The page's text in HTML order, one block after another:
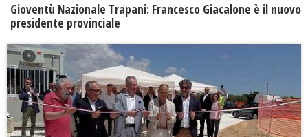
Gioventù Nazionale Trapani: Francesco Giacalone è il nuovo
presidente provinciale